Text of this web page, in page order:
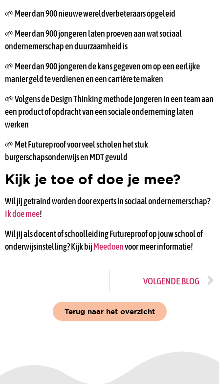
🌱 Meer dan 900 nieuwe wereldverbeteraars opgeleid
🌱 Meer dan 900 jongeren laten proeven aan wat sociaal
ondernemerschap en duurzaamheid is
🌱 Meer dan 900 jongeren de kans gegeven om op een eerlijke
manier geld te verdienen en een carrière te maken
🌱 Volgens de Design Thinking methode jongeren in een team aan
een product of opdracht van een sociale onderneming laten
werken
🌱 Met Futureproof voor veel scholen het stuk
burgerschapsonderwijs en MDT gevuld
Kijk je toe of doe je mee?
Wil jij getraind worden door experts in sociaal ondernemerschap?
Ik doe mee!
Wil jij als docent of schoolleiding Futureproof op jouw school of
onderwijsinstelling? Kijk bij Meedoenvoor meer informatie!
VOLGENDE BLOG
Terug naar het overzicht